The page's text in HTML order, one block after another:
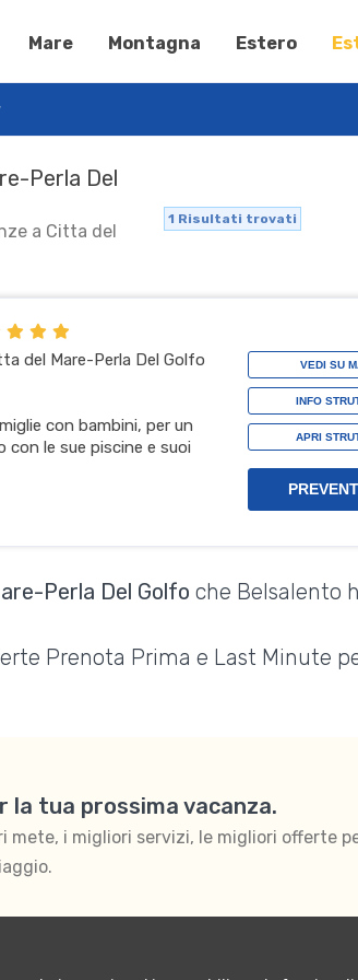
Mare Montagna Estero
Perla Del
a Citta del
1 Risultati trovati
del Mare-Perla Del Golfo
con bambini, per un
le sue piscine e suoi
VEDI SU
INFO
APRI
Perla Del Golfo che Belsalento
Prenota Prima e Last Minute
la tua prossima vacanza.
mete, i migliori servizi, le migliori offerte